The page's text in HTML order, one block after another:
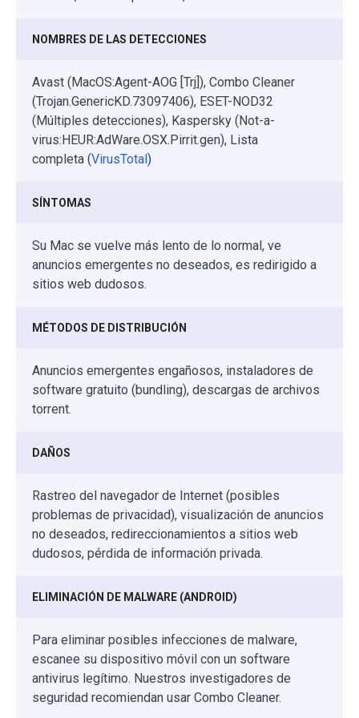
NOMBRES DE LAS DETECCIONES
Avast (MacOS:Agent-AOG [Trj]), Combo Cleaner
(Trojan.GenericKD.73097406), ESET-NOD32
(Múltiples detecciones), Kaspersky (Not-a-
virus:HEUR:AdWare.OSX.Pirrit.gen), Lista
completa (VirusTotal )
SÍNTOMAS
Su Mac se vuelve más lento de lo normal, ve
anuncios emergentes no deseados, es redirigido a
sitios web dudosos.
MÉTODOS DE DISTRIBUCIÓN
Anuncios emergentes engañosos, instaladores de
software gratuito (bundling), descargas de archivos
torrent.
DAÑOS
Rastreo del navegador de Internet (posibles
problemas de privacidad), visualización de anuncios
no deseados, redireccionamientos a sitios web
dudosos, pérdida de información privada.
ELIMINACIÓN DE MALWARE (ANDROID)
Para eliminar posibles infecciones de malware,
escanee su dispositivo móvil con un software
antivirus legítimo. Nuestros investigadores de
seguridad recomiendan usar Combo Cleaner.